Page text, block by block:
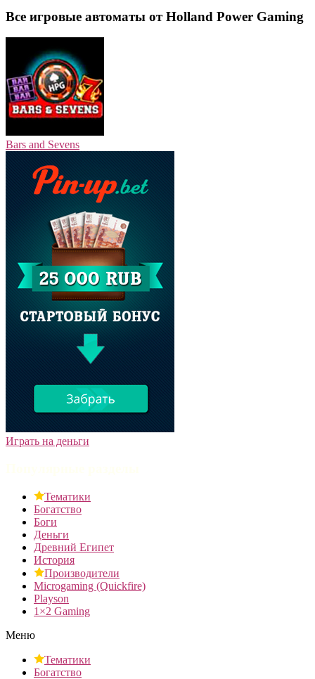
Все игровые автоматы от Holland Power Gaming
Bars and Sevens
Играть на деньги
Тематики
Богатство
Боги
Деньги
Древний Египет
История
Производители
Microgaming (Quickfire)
Playson
1×2 Gaming
Меню
Тематики
Богатство